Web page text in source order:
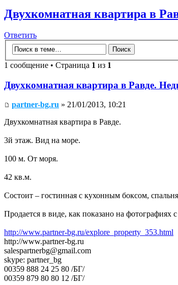
Двухкомнатная квартира в
Ответить
1 сообщение • Страница 1 из 1
Двухкомнатная квартира в Равде.
partner-bg.ru » 21/01/2013, 10:21
Двухкомнатная квартира в Равде.
3й этаж. Вид на море.
100 м. От моря.
42 кв.м.
Состоит – гостинная с кухонным боксом,
Продается в виде, как показано на фотографиях
http://www.partner-bg.ru/explore_property_353.html
http://www.partner-bg.ru
salespartnerbg@gmail.com
skype: partner_bg
00359 888 24 25 80 /БГ/
00359 879 80 80 12 /БГ/